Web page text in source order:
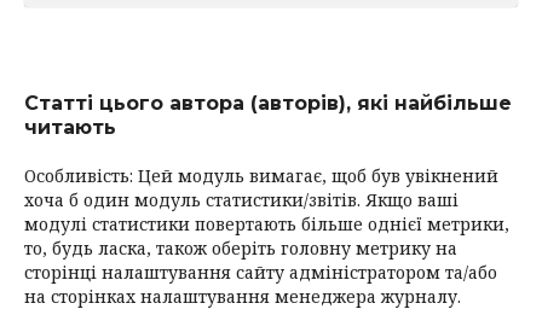
Статті цього автора (авторів), які найбільше
читають
Особливість: Цей модуль вимагає, щоб був увікнений
хоча б один модуль статистики/звітів. Якщо ваші
модулі статистики повертають більше однієї метрики,
то, будь ласка, також оберіть головну метрику на
сторінці налаштування сайту адміністратором та/або
на сторінках налаштування менеджера журналу.